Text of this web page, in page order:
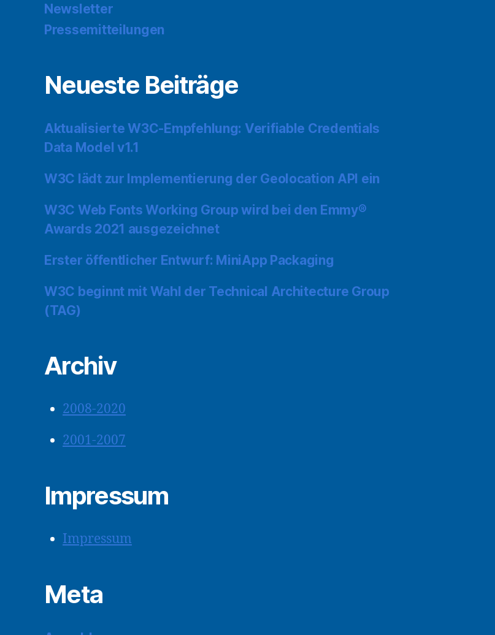
Newsletter
Pressemitteilungen
Neueste Beiträge
Aktualisierte W3C-Empfehlung: Verifiable Credentials
Data Model v1.1
W3C lädt zur Implementierung der Geolocation API ein
W3C Web Fonts Working Group wird bei den Emmy®
Awards 2021 ausgezeichnet
Erster öffentlicher Entwurf: MiniApp Packaging
W3C beginnt mit Wahl der Technical Architecture Group
(TAG)
Archiv
2008-2020
2001-2007
Impressum
Impressum
Meta